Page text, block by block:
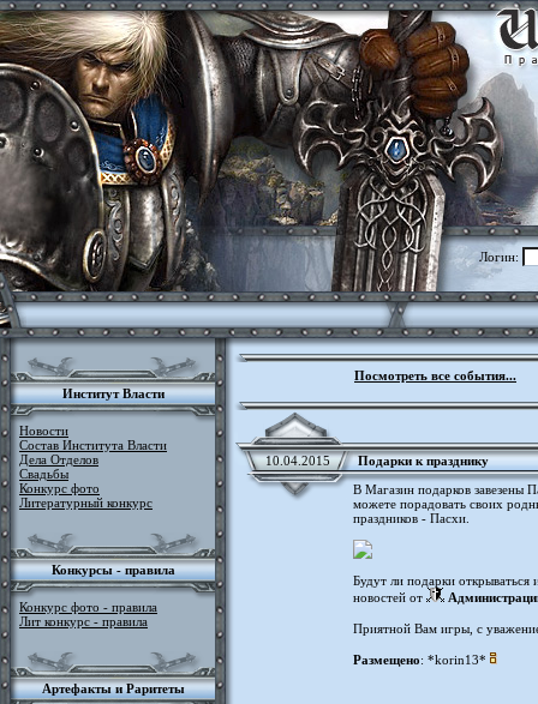
Логин:
Институт Власти
Новости
Состав Института Власти
Дела Отделов
Свадьбы
Конкурс фото
Литературный конкурс
Конкурсы - правила
Конкурс фото - правила
Лит конкурс - правила
Артефакты и Раритеты
Посмотреть все события...
10.04.2015
Подарки к празднику
В Магазин подарков завезены
можете порадовать своих
праздников - Пасхи.
Будут ли подарки
новостей от
Приятной Вам игры, с
Размещено: *korin13*